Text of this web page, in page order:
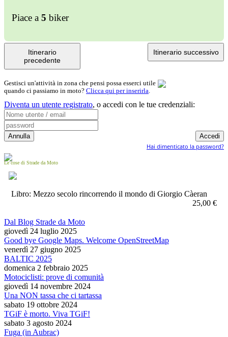
Piace a 5 biker
Itinerario
precedente
Itinerario successivo
Gestisci un'attività in zona che pensi possa esserci utile
quando ci passiamo in moto? Clicca qui per inserirla.
Diventa un utente registrato, o accedi con le tue credenziali:
Hai dimenticato la password?
Le cose di Strade da Moto
Libro: Mezzo secolo rincorrendo il mondo di Giorgio Càeran
25,00 €
Dal Blog Strade da Moto
giovedì 24 luglio 2025
Good bye Google Maps. Welcome OpenStreetMap
venerdì 27 giugno 2025
BALTIC 2025
domenica 2 febbraio 2025
Motociclisti: prove di comunità
giovedì 14 novembre 2024
Una NON tassa che ci tartassa
sabato 19 ottobre 2024
TGiF è morto. Viva TGiF!
sabato 3 agosto 2024
Fuga (in Aubrac)